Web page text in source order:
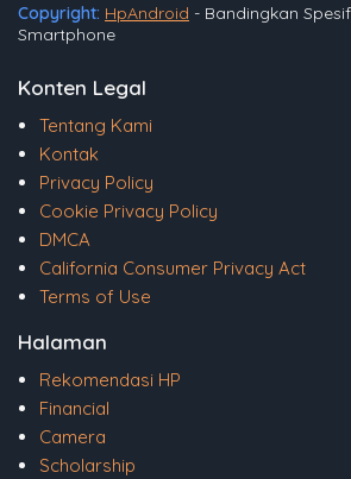
Copyright: HpAndroid - Bandingkan
Smartphone
Konten Legal
Tentang Kami
Kontak
Privacy Policy
Cookie Privacy Policy
DMCA
California Consumer Privacy Act
Terms of Use
Halaman
Rekomendasi HP
Financial
Camera
Scholarship